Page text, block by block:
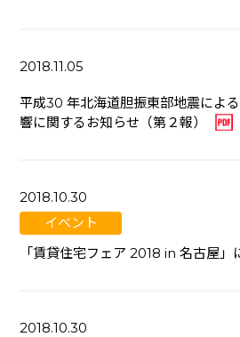
2018.11.05
平成30 年北海道胆振東部地震によ
響に関するお知らせ（第２報）
2018.10.30
イベント
「賃貸住宅フェア 2018 in 名古屋」
2018.10.30